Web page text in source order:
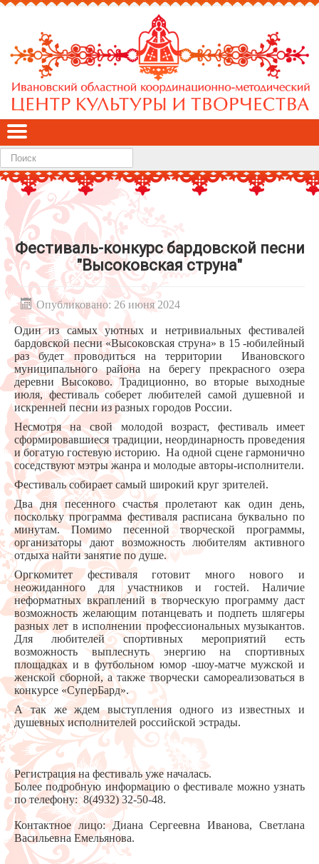
Найти
Фестиваль-конкурс бардовской песни
"Высоковская струна"
Опубликовано: 26 июня 2024
Один из самых уютных и нетривиальных фестивалей
бардовской песни «Высоковская струна» в 15 -юбилейный
раз будет проводиться на территории Ивановского
муниципального района на берегу прекрасного озера
деревни Высоково. Традиционно, во вторые выходные
июля, фестиваль соберет любителей самой душевной и
искренней песни из разных городов России.
Несмотря на свой молодой возраст, фестиваль имеет
сформировавшиеся традиции, неординарность проведения
и богатую гостевую историю. На одной сцене гармонично
соседствуют мэтры жанра и молодые авторы-исполнители.
Фестиваль собирает самый широкий круг зрителей.
Два дня песенного счастья пролетают как один день,
поскольку программа фестиваля расписана буквально по
минутам. Помимо песенной творческой программы,
организаторы дают возможность любителям активного
отдыха найти занятие по душе.
Оргкомитет фестиваля готовит много нового и
неожиданного для участников и гостей. Наличие
неформатных вкраплений в творческую программу даст
возможность желающим потанцевать и подпеть шлягеры
разных лет в исполнении профессиональных музыкантов.
Для любителей спортивных мероприятий есть
возможность выплеснуть энергию на спортивных
площадках и в футбольном юмор -шоу-матче мужской и
женской сборной, а также творчески самореализоваться в
конкурсе «СуперБард».
А так же ждем выступления одного из известных и
душевных исполнителей российской эстрады.
Регистрация на фестиваль уже началась.
Более подробную информацию о фестивале можно узнать
по телефону: 8(4932) 32-50-48.
Контактное лицо: Диана Сергеевна Иванова, Светлана
Васильевна Емельянова.